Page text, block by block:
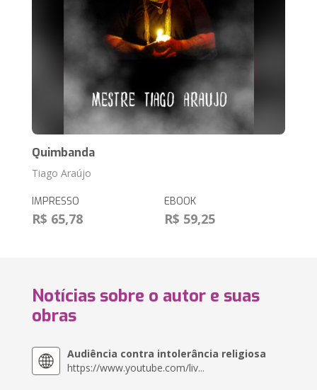
Quimbanda
Tiago Araújo
IMPRESSO
R$ 65,78
EBOOK
R$ 59,25
Notícias sobre o autor e suas
obras
Audiência contra intolerância religiosa
https://www.youtube.com/liv...